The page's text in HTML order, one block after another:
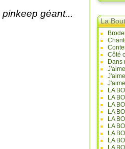
géant...
La
Côté
Dans
LA
LA
LA
LA
LA
LA
LA
LA
LA